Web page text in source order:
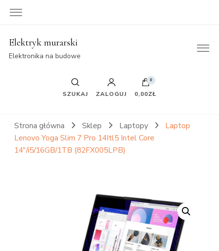
Elektryk murarski
Elektronika na budowe
SZUKAJ ZALOGUJ
0
0,00ZŁ
Strona główna Sklep Laptopy
Laptop
Lenovo Yoga Slim 7 Pro 14Itl5 Intel Core
14″/i5/16GB/1TB (82FX005LPB)